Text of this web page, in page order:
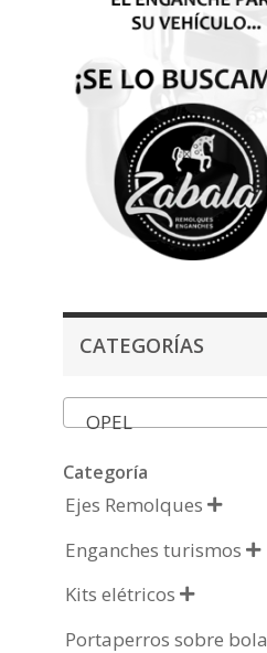
CATEGORÍAS
OPEL
Categoría
Ejes Remolques 
Enganches turismos 
Kits elétricos 
Portaperros sobre bola